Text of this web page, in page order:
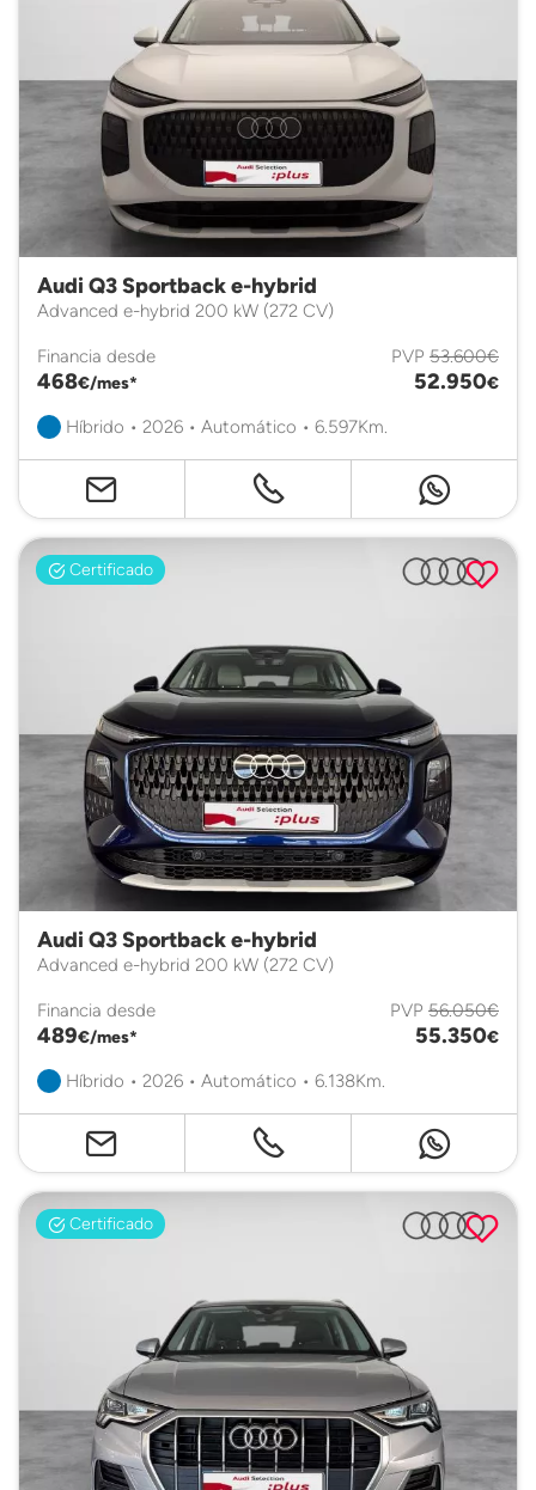
Audi Q3 Sportback e-hybrid
Advanced e-hybrid 200 kW (272 CV)
Financia desde
468€/mes*
PVP 53.600€
52.950€
Híbrido • 2026 • Automático • 6.597Km.
Certificado
Audi Q3 Sportback e-hybrid
Advanced e-hybrid 200 kW (272 CV)
Financia desde
489€/mes*
PVP 56.050€
55.350€
Híbrido • 2026 • Automático • 6.138Km.
Certificado